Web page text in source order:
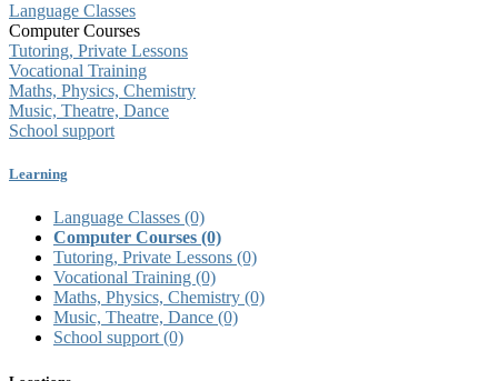
Language Classes
Computer Courses
Tutoring, Private Lessons
Vocational Training
Maths, Physics, Chemistry
Music, Theatre, Dance
School support
Learning
Language Classes (0)
Computer Courses (0)
Tutoring, Private Lessons (0)
Vocational Training (0)
Maths, Physics, Chemistry (0)
Music, Theatre, Dance (0)
School support (0)